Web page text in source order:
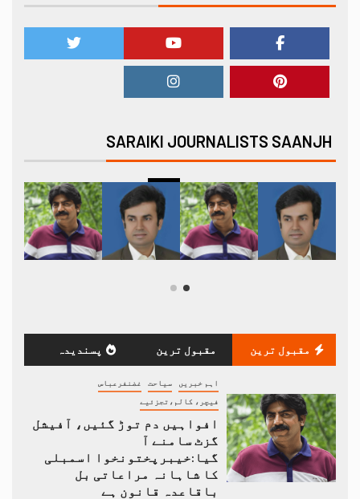
SARAIKI JOURNALISTS SAANJH
مقبول ترین مقبول ترین پسندیدہ
اہم خبریں سیاحت غضنفرعباس
فیچر، کالم،تجزئیے
افواہیں دم توڑ گئیں، آفیشل
گزٹ سامنے آ
گیا:خیبرپختونخوا اسمبلی
کا شاہانہ مراعاتی بل
باقاعدہ قانون ہے